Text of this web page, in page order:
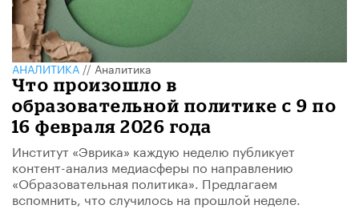
АНАЛИТИКА//Аналитика
Что произошло в
образовательной политике с 9 по
16 февраля 2026 года
Институт «Эврика» каждую неделю публикует
контент-анализ медиасферы по направлению
«Образовательная политика». Предлагаем
вспомнить, что случилось на прошлой неделе.